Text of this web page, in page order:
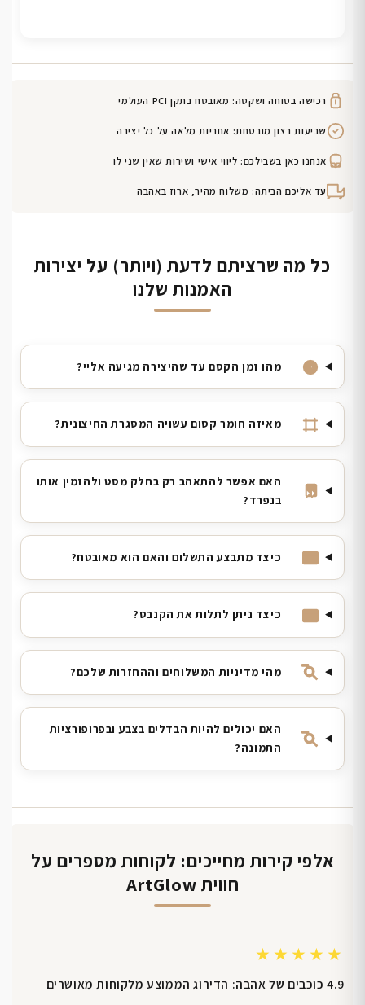
רכישה בטוחה ושקטה: מאובטח בתקן PCI העולמי
שביעות רצון מובטחת: אחריות מלאה על כל יצירה
אנחנו כאן בשבילכם: ליווי אישי ושירות שאין שני לו
עד אליכם הביתה: משלוח מהיר, ארוז באהבה
כל מה שרציתם לדעת (ויותר) על יצירות
האמנות שלנו
מהו זמן הקסם עד שהיצירה מגיעה אליי?
מאיזה חומר קסום עשויה המסגרת החיצונית?
האם אפשר להתאהב רק בחלק מסט ולהזמין אותו
בנפרד?
כיצד מתבצע התשלום והאם הוא מאובטח?
כיצד ניתן לתלות את הקנבס?
מהי מדיניות המשלוחים וההחזרות שלכם?
האם יכולים להיות הבדלים בצבע ובפרופורציות
התמונה?
אלפי קירות מחייכים: לקוחות מספרים על
חווית ArtGlow
★★★★★
4.9 כוכבים של אהבה: הדירוג הממוצע מלקוחות מאושרים